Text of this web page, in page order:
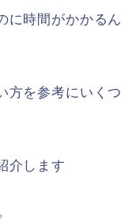
に時間がかかるん
方を参考にいくつ
介します